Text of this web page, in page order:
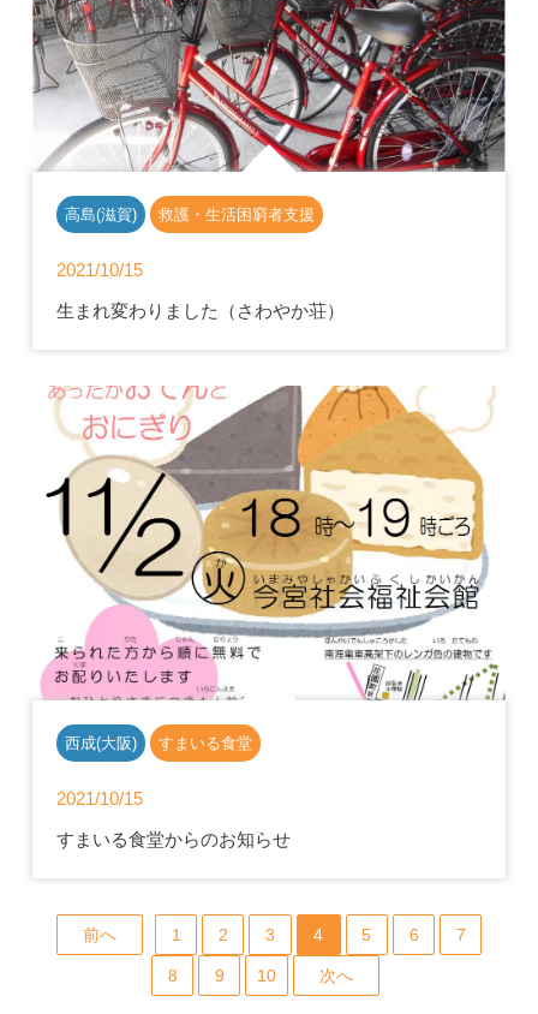
高島(滋賀) 救護・生活困窮者支援
2021/10/15
生まれ変わりました（さわやか荘）
西成(大阪) すまいる食堂
2021/10/15
すまいる食堂からのお知らせ
前へ 1 2 3 4 5 6 7
8 9 10 次へ